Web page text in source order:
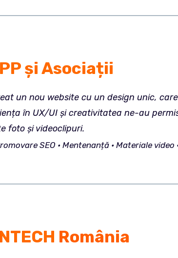
și Asociații
un nou website cu un design unic,
în UX/UI și creativitatea ne-au
foto și videoclipuri.
SEO • Mentenanță • Materiale
România